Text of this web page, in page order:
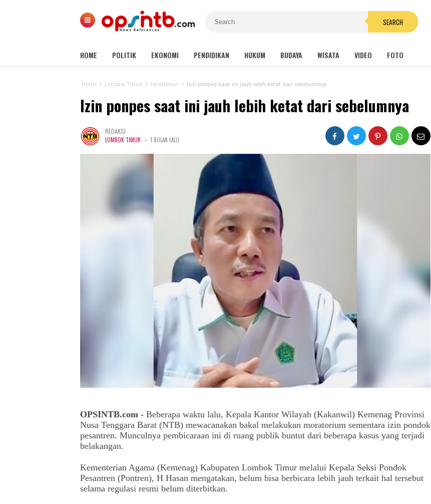
SEARCH
HOME POLITIK EKONOMI PENDIDIKAN HUKUM BUDAYA WISATA VIDEO FOTO
Home Lombok Timur Pendidikan Izin ponpes saat ini jauh lebih ketat dari sebelumnya
Izin ponpes saat ini jauh lebih ketat dari sebelumnya
REDAKSI
LOMBOK TIMUR - 1 BULAN LALU
OPSINTB.com - Beberapa waktu lalu, Kepala Kantor Wilayah (Kakanwil) Kemenag Provinsi
Nusa Tenggara Barat (NTB) mewacanakan bakal melakukan moratorium sementara izin pondok
pesantren. Munculnya pembicaraan ini di ruang publik buntut dari beberapa kasus yang terjadi
belakangan.
Kementerian Agama (Kemenag) Kabupaten Lombok Timur melalui Kepala Seksi Pondok
Pesantren (Pontren), H Hasan mengatakan, belum bisa berbicara lebih jauh terkait hal tersebut
selama regulasi resmi belum diterbitkan.